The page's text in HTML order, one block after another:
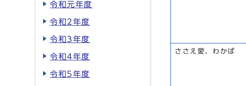
ささえ愛、わかば
令和元年度
令和2年度
令和3年度
令和4年度
令和5年度